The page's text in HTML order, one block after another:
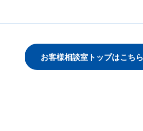
お客様相談室トップはこちら